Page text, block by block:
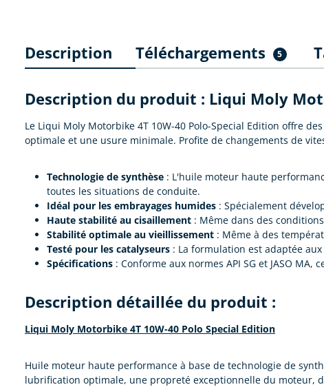
Description Téléchargements 5
Description du produit : Liqui Moly
Le Liqui Moly Motorbike 4T 10W-40 Polo-Special Edition offre
optimale et une usure minimale. Profite de changements de
Technologie de synthèse : L'huile moteur haute
toutes les situations de conduite.
Idéal pour les embrayages humides : Spécialement
Haute stabilité au cisaillement : Même dans des
Stabilité optimale au vieillissement : Même à des
Testé pour les catalyseurs : La formulation est adaptée
Spécifications : Conforme aux normes API SG et JASO
Description détaillée du produit :
Liqui Moly Motorbike 4T 10W-40 Polo Special Edition
Huile moteur haute performance à base de technologie de
lubrification optimale, une propreté exceptionnelle du moteur,